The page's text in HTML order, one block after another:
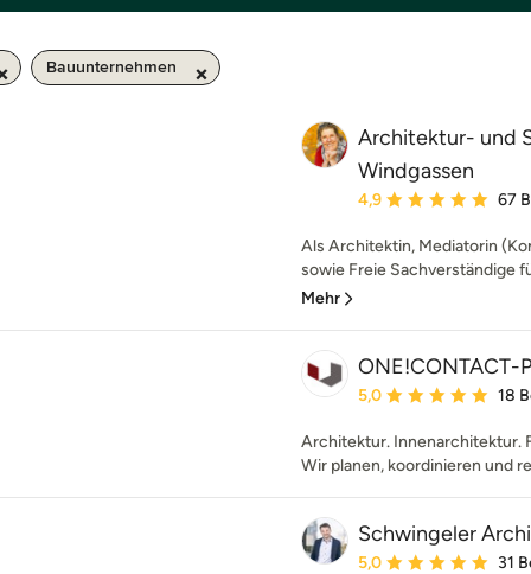
Bauunternehmen
Architektur- und
Windgassen
Durchschnittliche
4,9 67
Als Architektin, Mediatorin
sowie Freie Sachverständige
Mehr
ONE!CONTACT-
Durchschnittliche
5,0 18
Architektur. Innenarchitektur.
Wir planen, koordinieren und
Schwingeler
Durchschnittliche
5,0 31